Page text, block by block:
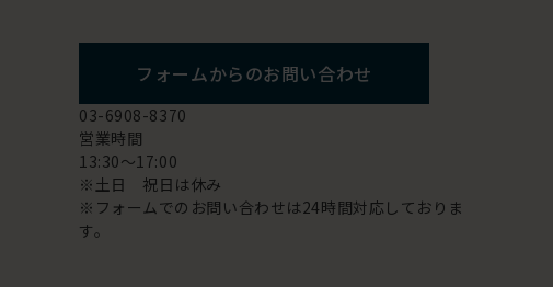
フォームからのお問い合わせ
03-6908-8370
営業時間
13:30～17:00
※土日 祝日は休み
※フォームでのお問い合わせは24時間対応しておりま
す。